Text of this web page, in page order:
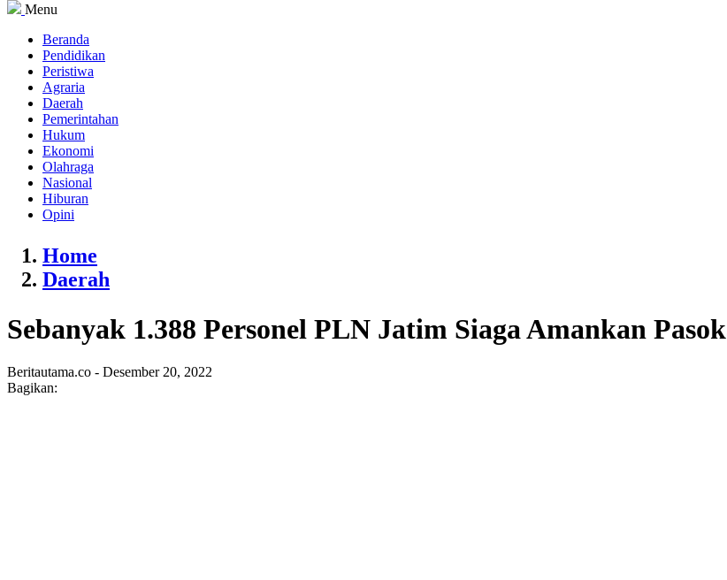
Menu
Beranda
Pendidikan
Peristiwa
Agraria
Daerah
Pemerintahan
Hukum
Ekonomi
Olahraga
Nasional
Hiburan
Opini
Home
Daerah
Sebanyak 1.388 Personel PLN Jatim Siaga Amankan
Beritautama.co - Desember 20, 2022
Bagikan: